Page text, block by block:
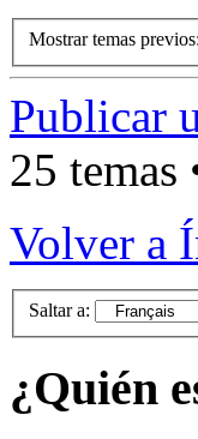
Mostrar temas previos:
Publicar
25 temas
Volver a
Saltar a:
¿Quién